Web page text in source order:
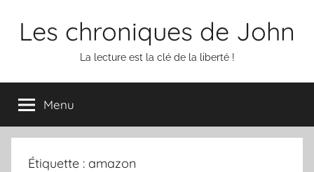
Les chroniques de John
La lecture est la clé de la liberté !
Menu
Étiquette : amazon